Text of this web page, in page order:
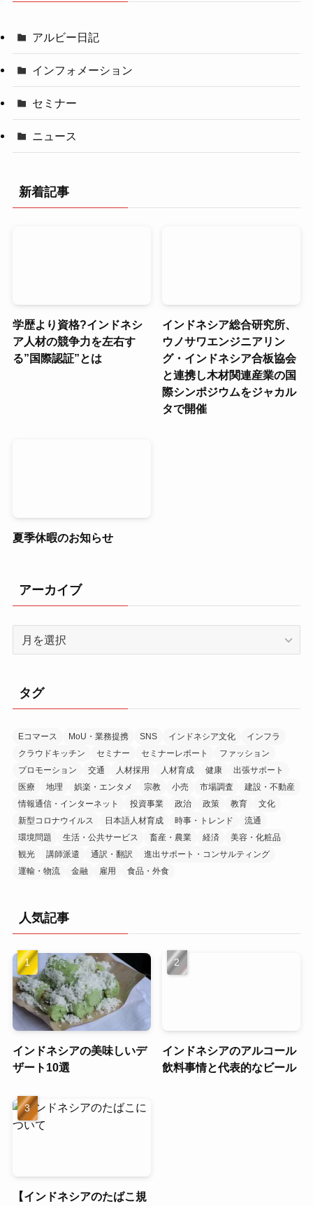
アルビー日記
インフォメーション
セミナー
ニュース
新着記事
学歴より資格?インドネシ
ア人材の競争力を左右す
る”国際認証”とは
インドネシア総合研究所、
ウノサワエンジニアリン
グ・インドネシア合板協会
と連携し木材関連産業の国
際シンポジウムをジャカル
タで開催
夏季休暇のお知らせ
アーカイブ
ブ
タグ
Eコマース MoU・業務提携 SNS インドネシア文化
インフラ
クラウドキッチン
セミナー セミナーレポート
ファッション
プロモーション
交通 人材採用 人材育成 健康
出張サポート
医療
地理 娯楽・エンタメ 宗教 小売 市場調査
建設・不動産
情報通信・インターネット
投資事業 政治 政策 教育
文化
新型コロナウイルス
日本語人材育成 時事・トレンド
流通
環境問題
生活・公共サービス 畜産・農業 経済
美容・化粧品
観光
講師派遣 通訳・翻訳
進出サポート・コンサルティング
運輸・物流
金融 雇用 食品・外食
人気記事
インドネシアの美味しいデ
ザート10選
インドネシアのアルコール
飲料事情と代表的なビール
【インドネシアのたばこ規